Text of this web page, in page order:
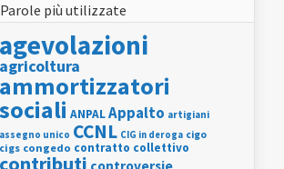
Parole più utilizzate
agevolazioni
agricoltura
ammortizzatori
sociali ANPALAppalto artigiani
assegno unico CCNL CIG in deroga cigo
cigs congedo contratto collettivo
contributi